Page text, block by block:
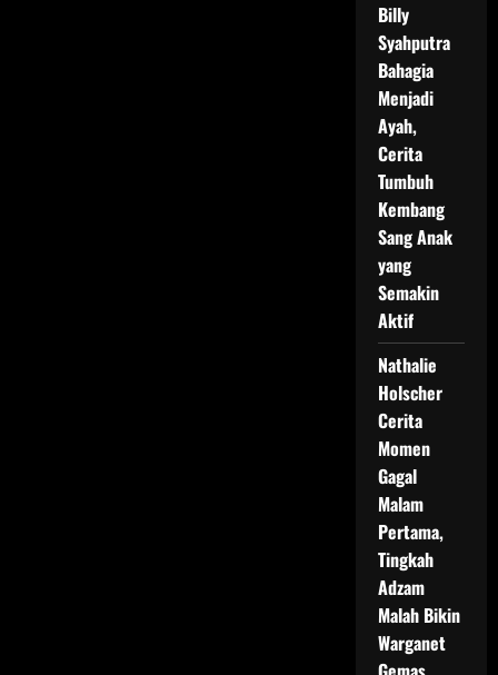
Billy
Syahputra
Bahagia
Menjadi
Ayah,
Cerita
Tumbuh
Kembang
Sang Anak
yang
Semakin
Aktif
Nathalie
Holscher
Cerita
Momen
Gagal
Malam
Pertama,
Tingkah
Adzam
Malah Bikin
Warganet